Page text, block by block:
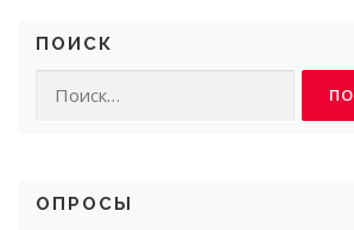
ПОИСК
ОПРОСЫ